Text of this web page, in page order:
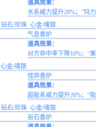
道具效果：
水系威力提升20%；“玛
钻石/珍珠 心金/魂银
气息香炉
道具效果：
对方命中率下降10%；“
心金/魂银
怪异香炉
道具效果：
超能系威力提升20%；“
钻石/珍珠 心金/魂银
岩石香炉